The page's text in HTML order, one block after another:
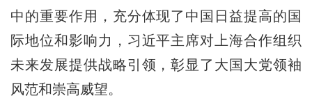
中的重要作用，充分体现了中国日益提高的国
际地位和影响力，习近平主席对上海合作组织
未来发展提供战略引领，彰显了大国大党领袖
风范和崇高威望。